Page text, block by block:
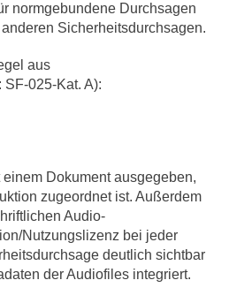
normgebundene Durchsagen
Sicherheitsdurchsagen.
aus
SF-025-Kat. A):
Dokument ausgegeben,
zugeordnet ist. Außerdem
Audio-
Nutzungslizenz bei jeder
deutlich sichtbar
der Audiofiles integriert.